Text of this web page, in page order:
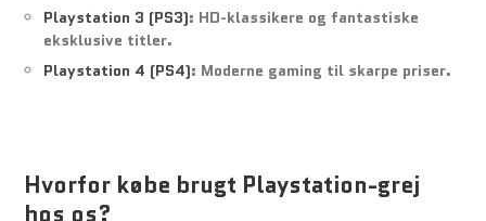
Playstation 3 (PS3): HD-klassikere og fantastiske
eksklusive titler.
Playstation 4 (PS4): Moderne gaming til skarpe priser.
Hvorfor købe brugt Playstation-grej